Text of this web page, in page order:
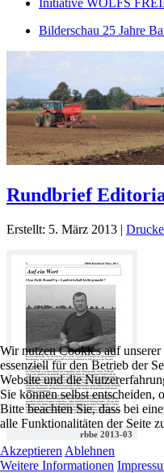
Initiative WOLFS
Bilderschau 25 Jahre
Rundbrief
Erstellt: 5. März 2013 |
rbbe 2013-03
Wir nutzen Cookies auf
essenziell für den Betrieb der
Website und die
Sie können selbst entscheiden,
Bitte beachten Sie, dass bei
alle Funktionalitäten der Seite
Akzeptieren Ablehnen
Weitere Informationen